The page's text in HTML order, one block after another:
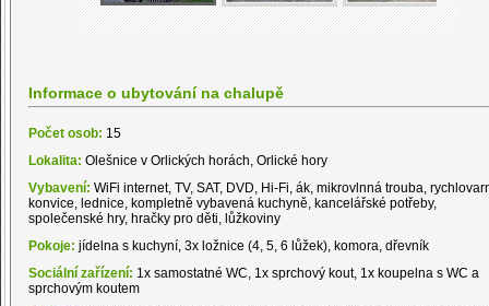
Informace o ubytování na chalupě
Počet osob: 15
Lokalita: Olešnice v Orlických horách, Orlické hory
Vybavení: WiFi internet, TV, SAT, DVD, Hi-Fi, ák, mikrovlnná trouba,
konvice, lednice, kompletně vybavená kuchyně, kancelářské potřeby,
společenské hry, hračky pro děti, lůžkoviny
Pokoje: jídelna s kuchyní, 3x ložnice (4, 5, 6 lůžek), komora, dřevník
Sociální zařízení: 1x samostatné WC, 1x sprchový kout, 1x koupelna s WC a
sprchovým koutem